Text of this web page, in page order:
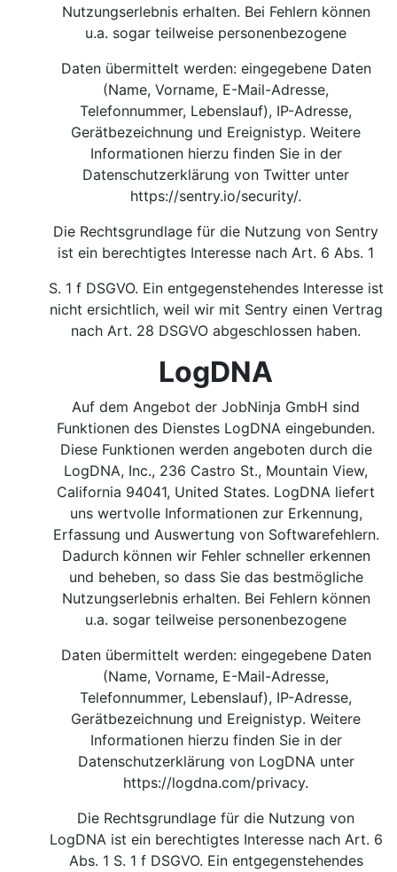
Nutzungserlebnis erhalten. Bei Fehlern können
u.a. sogar teilweise personenbezogene
Daten übermittelt werden: eingegebene Daten
(Name, Vorname, E-Mail-Adresse,
Telefonnummer, Lebenslauf), IP-Adresse,
Gerätbezeichnung und Ereignistyp. Weitere
Informationen hierzu finden Sie in der
Datenschutzerklärung von Twitter unter
https://sentry.io/security/.
Die Rechtsgrundlage für die Nutzung von Sentry
ist ein berechtigtes Interesse nach Art. 6 Abs. 1
S. 1 f DSGVO. Ein entgegenstehendes Interesse ist
nicht ersichtlich, weil wir mit Sentry einen Vertrag
nach Art. 28 DSGVO abgeschlossen haben.
LogDNA
Auf dem Angebot der JobNinja GmbH sind
Funktionen des Dienstes LogDNA eingebunden.
Diese Funktionen werden angeboten durch die
LogDNA, Inc., 236 Castro St., Mountain View,
California 94041, United States. LogDNA liefert
uns wertvolle Informationen zur Erkennung,
Erfassung und Auswertung von Softwarefehlern.
Dadurch können wir Fehler schneller erkennen
und beheben, so dass Sie das bestmögliche
Nutzungserlebnis erhalten. Bei Fehlern können
u.a. sogar teilweise personenbezogene
Daten übermittelt werden: eingegebene Daten
(Name, Vorname, E-Mail-Adresse,
Telefonnummer, Lebenslauf), IP-Adresse,
Gerätbezeichnung und Ereignistyp. Weitere
Informationen hierzu finden Sie in der
Datenschutzerklärung von LogDNA unter
https://logdna.com/privacy.
Die Rechtsgrundlage für die Nutzung von
LogDNA ist ein berechtigtes Interesse nach Art. 6
Abs. 1 S. 1 f DSGVO. Ein entgegenstehendes